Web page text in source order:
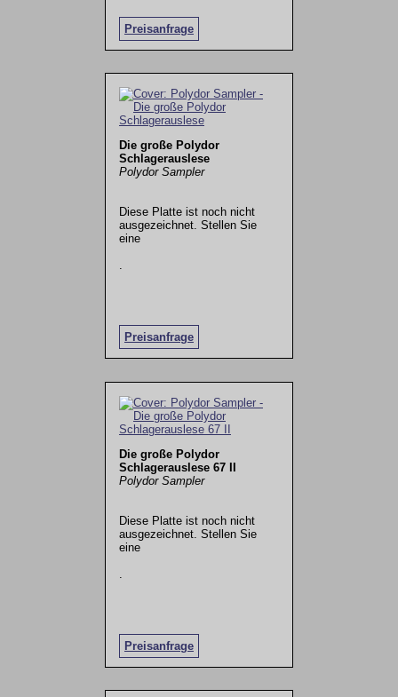
Preisanfrage
Die große Polydor
Schlagerauslese
Polydor Sampler
Diese Platte ist noch nicht
ausgezeichnet. Stellen Sie
eine
Preisanfrage
.
Die große Polydor
Schlagerauslese 67 II
Polydor Sampler
Diese Platte ist noch nicht
ausgezeichnet. Stellen Sie
eine
Preisanfrage